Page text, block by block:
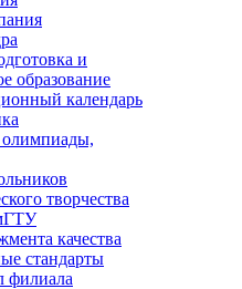
и
образование
календарь
творчества
качества
стандарты
филиала